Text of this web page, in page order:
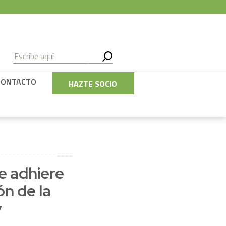
HAZTE SOCIO
adhiere
de la